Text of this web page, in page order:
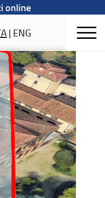
online
| ENG